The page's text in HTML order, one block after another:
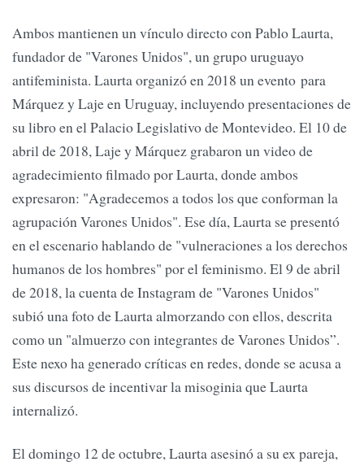
Ambos mantienen un vínculo directo con Pablo Laurta,
fundador de "Varones Unidos", un grupo uruguayo
antifeminista. Laurta organizó en 2018 un evento para
Márquez y Laje en Uruguay, incluyendo presentaciones de
su libro en el Palacio Legislativo de Montevideo. El 10 de
abril de 2018, Laje y Márquez grabaron un video de
agradecimiento filmado por Laurta, donde ambos
expresaron: "Agradecemos a todos los que conforman la
agrupación Varones Unidos". Ese día, Laurta se presentó
en el escenario hablando de "vulneraciones a los derechos
humanos de los hombres" por el feminismo. El 9 de abril
de 2018, la cuenta de Instagram de "Varones Unidos"
subió una foto de Laurta almorzando con ellos, descrita
como un "almuerzo con integrantes de Varones Unidos”.
Este nexo ha generado críticas en redes, donde se acusa a
sus discursos de incentivar la misoginia que Laurta
internalizó.
El domingo 12 de octubre, Laurta asesinó a su ex pareja,